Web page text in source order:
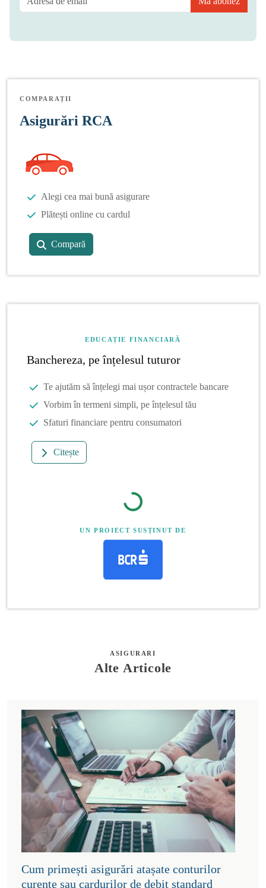
COMPARAȚII
Asigurări RCA
Alegi cea mai bună asigurare
Plătești online cu cardul
Compară
EDUCAȚIE FINANCIARĂ
Banchereza, pe înțelesul tuturor
Te ajutăm să înțelegi mai ușor contractele bancare
Vorbim în termeni simpli, pe înțelesul tău
Sfaturi financiare pentru consumatori
Citește
UN PROIECT SUSȚINUT DE
ASIGURARI
Alte Articole
Cum primești asigurări atașate conturilor
curente sau cardurilor de debit standard